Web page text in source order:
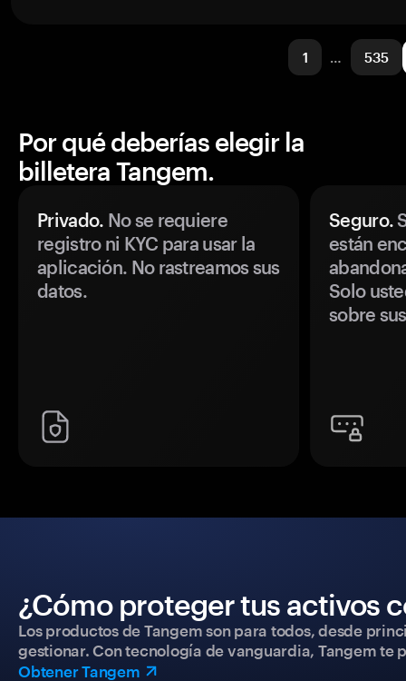
1 … 535
Por qué deberías elegir la
billetera Tangem.
Privado. No se requiere
registro ni KYC para usar la
aplicación. No rastreamos sus
datos.
Seguro.
están
Solo
sobre
¿Cómo proteger tus activos
Los productos de Tangem son para todos, desde
gestionar. Con tecnología de vanguardia, Tangem
Obtener Tangem